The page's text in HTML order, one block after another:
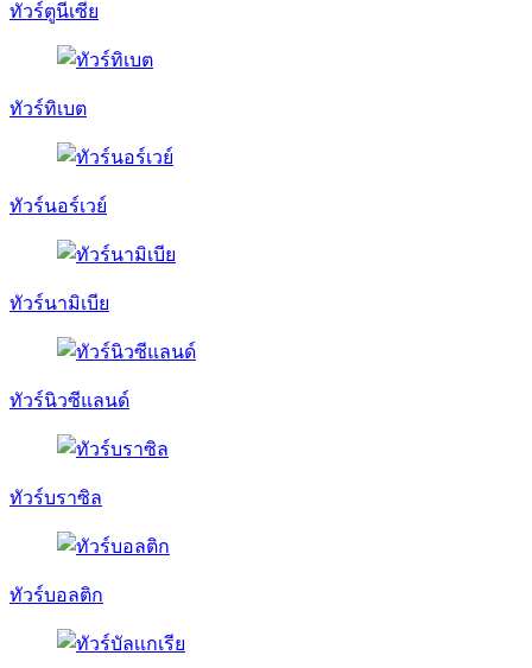
ทัวร์ตูนีเซีย
ทัวร์ทิเบต
ทัวร์นอร์เวย์
ทัวร์นามิเบีย
ทัวร์นิวซีแลนด์
ทัวร์บราซิล
ทัวร์บอลติก